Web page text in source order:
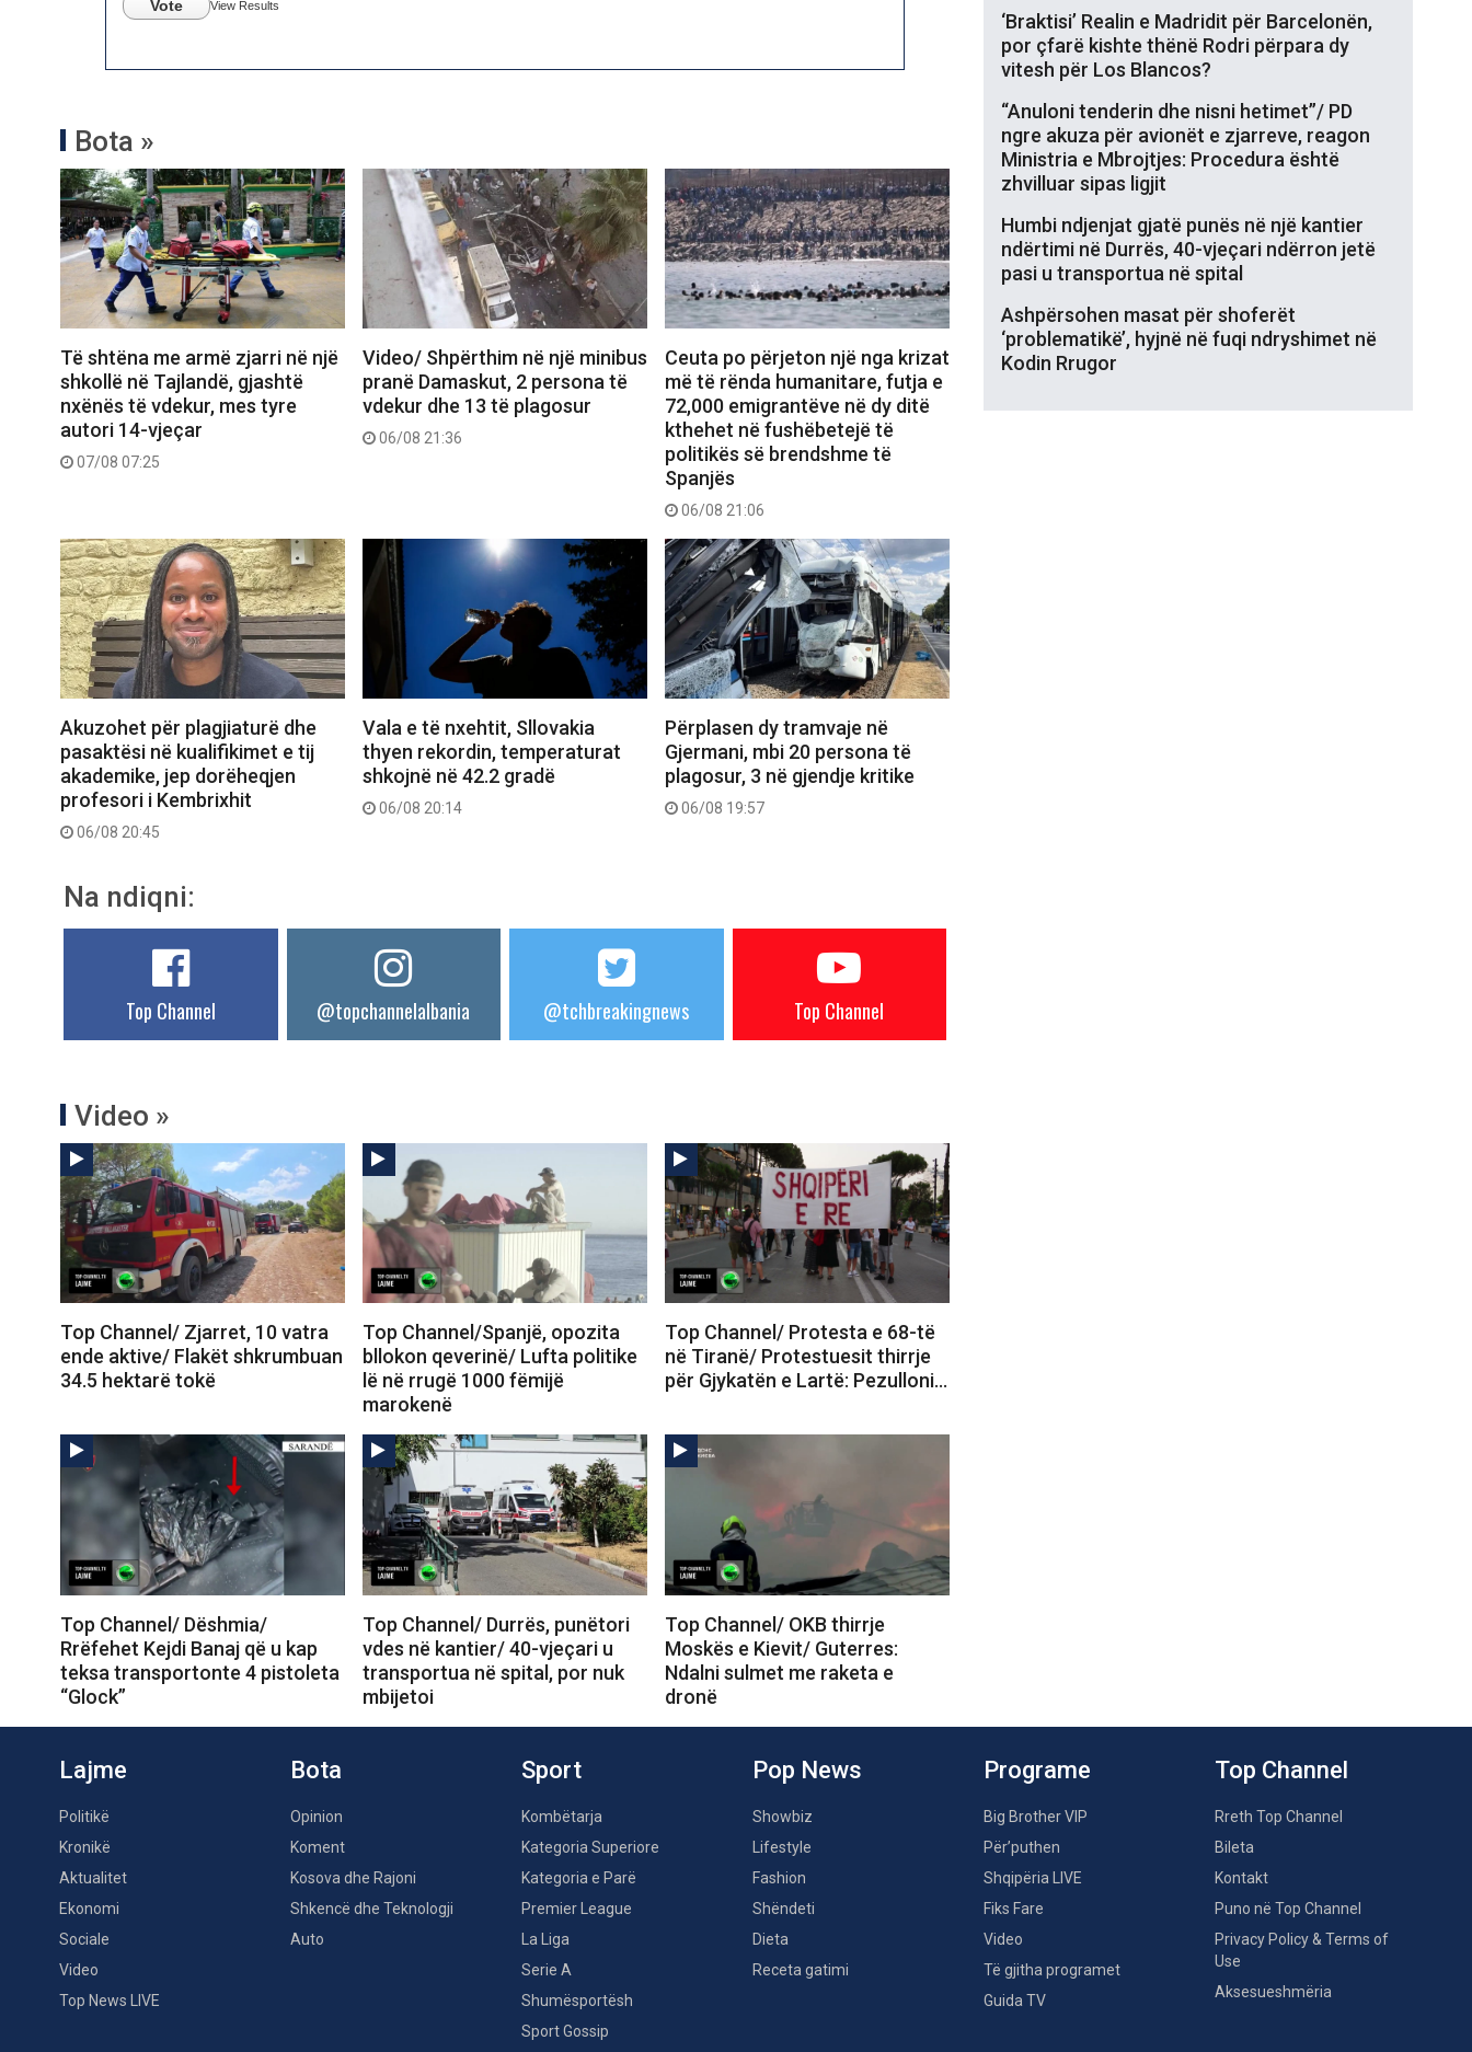
Vote View Results
Bota »
Të shtëna me armë zjarri në një
shkollë në Tajlandë, gjashtë
nxënës të vdekur, mes tyre
autori 14-vjeçar
07/08 07:25
Video/ Shpërthim në një minibus
pranë Damaskut, 2 persona të
vdekur dhe 13 të plagosur
06/08 21:36
Ceuta po përjeton një nga krizat
më të rënda humanitare, futja e
72,000 emigrantëve në dy ditë
kthehet në fushëbetejë të
politikës së brendshme të
Spanjës
06/08 21:06
Akuzohet për plagjiaturë dhe
pasaktësi në kualifikimet e tij
akademike, jep dorëheqjen
profesori i Kembrixhit
06/08 20:45
Vala e të nxehtit, Sllovakia
thyen rekordin, temperaturat
shkojnë në 42.2 gradë
06/08 20:14
Përplasen dy tramvaje në
Gjermani, mbi 20 persona të
plagosur, 3 në gjendje kritike
06/08 19:57
Na ndiqni:
Top Channel @topchannelalbania @tchbreakingnews Top Channel
Video »
Top Channel/ Zjarret, 10 vatra
ende aktive/ Flakët shkrumbuan
34.5 hektarë tokë
Top Channel/Spanjë, opozita
bllokon qeverinë/ Lufta politike
lë në rrugë 1000 fëmijë
marokenë
Top Channel/ Protesta e 68-të
në Tiranë/ Protestuesit thirrje
për Gjykatën e Lartë: Pezulloni…
Top Channel/ Dëshmia/
Rrëfehet Kejdi Banaj që u kap
teksa transportonte 4 pistoleta
“Glock”
Top Channel/ Durrës, punëtori
vdes në kantier/ 40-vjeçari u
transportua në spital, por nuk
mbijetoi
Top Channel/ OKB thirrje
Moskës e Kievit/ Guterres:
Ndalni sulmet me raketa e
dronë
‘Braktisi’ Realin e Madridit për Barcelonën,
por çfarë kishte thënë Rodri përpara dy
vitesh për Los Blancos?
“Anuloni tenderin dhe nisni hetimet”/ PD
ngre akuza për avionët e zjarreve, reagon
Ministria e Mbrojtjes: Procedura është
zhvilluar sipas ligjit
Humbi ndjenjat gjatë punës në një kantier
ndërtimi në Durrës, 40-vjeçari ndërron jetë
pasi u transportua në spital
Ashpërsohen masat për shoferët
‘problematikë’, hyjnë në fuqi ndryshimet në
Kodin Rrugor
Lajme
Politikë
Kronikë
Aktualitet
Ekonomi
Sociale
Video
Top News LIVE
Bota
Opinion
Koment
Kosova dhe Rajoni
Shkencë dhe Teknologji
Auto
Sport
Kombëtarja
Kategoria Superiore
Kategoria e Parë
Premier League
La Liga
Serie A
Shumësportësh
Sport Gossip
Pop News
Showbiz
Lifestyle
Fashion
Shëndeti
Dieta
Receta gatimi
Programe
Big Brother VIP
Për’puthen
Shqipëria LIVE
Fiks Fare
Video
Të gjitha programet
Guida TV
Top Channel
Rreth Top Channel
Bileta
Kontakt
Puno në Top Channel
Privacy Policy & Terms of
Use
Aksesueshmëria